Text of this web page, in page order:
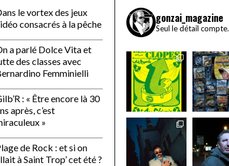
le vortex des jeux
consacrés à la pêche
a parlé Dolce Vita et
des classes avec
Femminielli
: « Être encore là 30
après, c’est
»
de Rock : et si on
à Saint Trop’ cet été ?
gonzai_magazine
Seul le détail compte.